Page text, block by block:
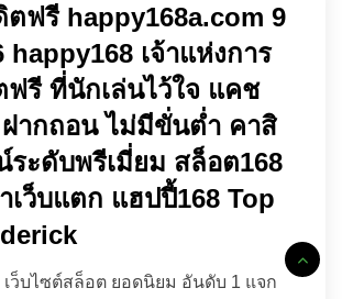
ตฟรี happy168a.com 9
เจ้าแห่งการ
ฟรี ที่นักเล่นไว้ใจ แคช
ากถอน ไม่มีขั่นต่ำ คาสิ
ระดับพรีเมี่ยม สล็อต168
เว็บแตก แฮปปี้168 Top
ว็บไซต์สล็อต ยอดนิยม อันดับ 1 แจก